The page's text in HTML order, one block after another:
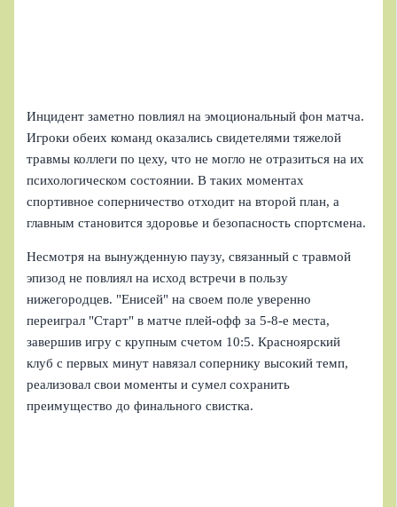
Инцидент заметно повлиял на эмоциональный фон матча.
Игроки обеих команд оказались свидетелями тяжелой
травмы коллеги по цеху, что не могло не отразиться на их
психологическом состоянии. В таких моментах
спортивное соперничество отходит на второй план, а
главным становится здоровье и безопасность спортсмена.
Несмотря на вынужденную паузу, связанный с травмой
эпизод не повлиял на исход встречи в пользу
нижегородцев. "Енисей" на своем поле уверенно
переиграл "Старт" в матче плей‑офф за 5-8‑е места,
завершив игру с крупным счетом 10:5. Красноярский
клуб с первых минут навязал сопернику высокий темп,
реализовал свои моменты и сумел сохранить
преимущество до финального свистка.